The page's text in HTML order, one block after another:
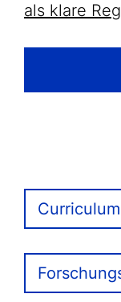
als klare